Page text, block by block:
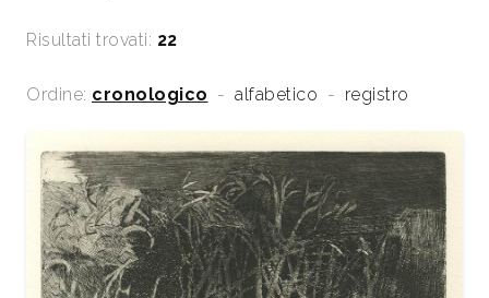
Risultati trovati: 22
Ordine: cronologico - alfabetico - registro